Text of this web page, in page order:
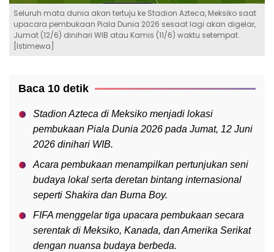
Seluruh mata dunia akan tertuju ke Stadion Azteca, Meksiko saat
upacara pembukaan Piala Dunia 2026 sesaat lagi akan digelar,
Jumat (12/6) dinihari WIB atau Kamis (11/6) waktu setempat.
[Istimewa]
Baca 10 detik
Stadion Azteca di Meksiko menjadi lokasi
pembukaan Piala Dunia 2026 pada Jumat, 12 Juni
2026 dinihari WIB.
Acara pembukaan menampilkan pertunjukan seni
budaya lokal serta deretan bintang internasional
seperti Shakira dan Burna Boy.
FIFA menggelar tiga upacara pembukaan secara
serentak di Meksiko, Kanada, dan Amerika Serikat
dengan nuansa budaya berbeda.